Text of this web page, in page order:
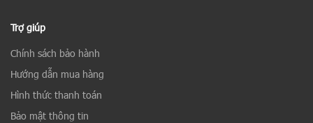
Trợ giúp
Chính sách bảo hành
Hướng dẫn mua hàng
Hình thức thanh toán
Bảo mật thông tin